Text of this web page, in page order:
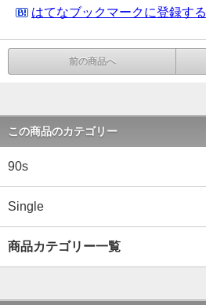
はてなブックマークに登録する
前の商品へ
この商品のカテゴリー
90s
Single
商品カテゴリー一覧